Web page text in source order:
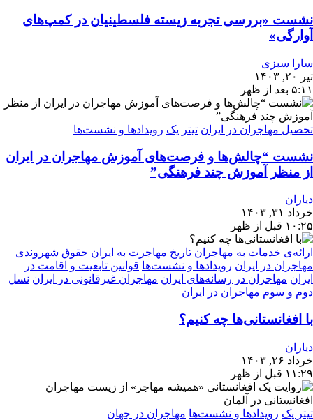
نشست «بررسی تجربه‌ زیسته فلسطینیان در کمپ‌های
آوارگی»
سارا سبزی
تیر ۲۰, ۱۴۰۳
۵:۱۱ بعد از ظهر
تحصیل مهاجران در ایران تیتر یک رویدادها و نشست‌ها
نشست “چالش‌ها و فرصت‌های آموزش مهاجران در ایران
از منظر آموزش چند فرهنگی”
دیاران
خرداد ۳۱, ۱۴۰۳
۱۰:۲۵ قبل از ظهر
ارائه‌ی خدمات به مهاجران تاریخ مهاجرت به ایران حقوق شهروندی
مهاجران در ایران رویدادها و نشست‌ها قوانین تابعیت و اقامت در
ایران مهاجران در رسانه‌های ایران مهاجران غیرقانونی در ایران نسل
دوم و سوم مهاجران در ایران
با افغانستانی‌ها چه کنیم؟
دیاران
خرداد ۲۶, ۱۴۰۳
۱۱:۲۹ قبل از ظهر
تیتر یک رویدادها و نشست‌ها مهاجران در جهان